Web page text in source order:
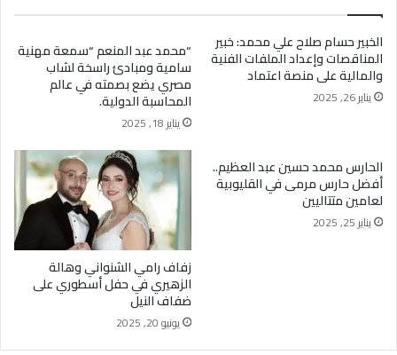
الخبير حسام صلاح علي محمد: خبير
المناقصات وإعداد الملفات الفنية
والمالية على منصة اعتماد
يناير 26, 2025
“محمد عبد المنعم “سمعة مهنية
سامية ومبادئ راسخة لشاب
مصري يضع بصمته في عالم
المحاسبة الدولية.
يناير 18, 2025
الحارس محمد حسين عبد العظيم..
أفضل حارس مرمى في القليوبية
لعامين متتاليين
يناير 25, 2025
زفاف رامي الشنواني وهالة
الزهيري في حفل أسطوري على
ضفاف النيل
يونيو 20, 2025